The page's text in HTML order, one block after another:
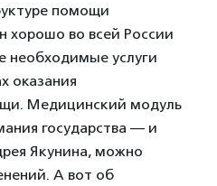
помощи
хорошо во всей России
необходимые услуги
оказания
Медицинский модуль
государства — и
Якунина, можно
А вот об